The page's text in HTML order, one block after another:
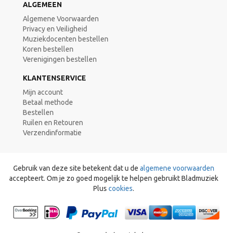
ALGEMEEN
Algemene Voorwaarden
Privacy en Veiligheid
Muziekdocenten bestellen
Koren bestellen
Verenigingen bestellen
KLANTENSERVICE
Mijn account
Betaal methode
Bestellen
Ruilen en Retouren
Verzendinformatie
Gebruik van deze site betekent dat u de algemene voorwaarden
accepteert. Om je zo goed mogelijk te helpen gebruikt Bladmuziek
Plus cookies.